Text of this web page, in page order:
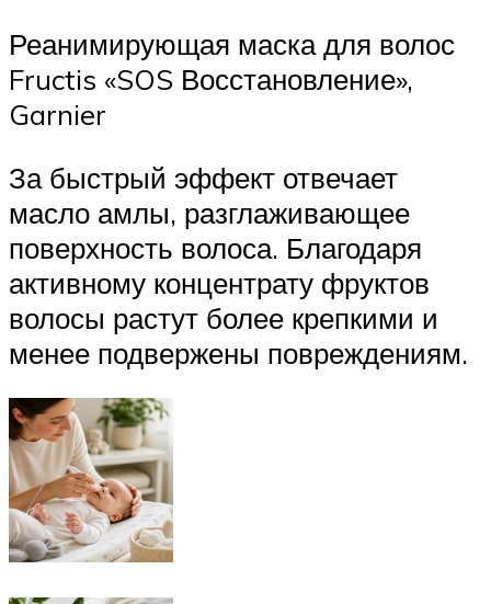
Реанимирующая маска для волос
Fructis «SOS Восстановление»,
Garnier
За быстрый эффект отвечает
масло амлы, разглаживающее
поверхность волоса. Благодаря
активному концентрату фруктов
волосы растут более крепкими и
менее подвержены повреждениям.